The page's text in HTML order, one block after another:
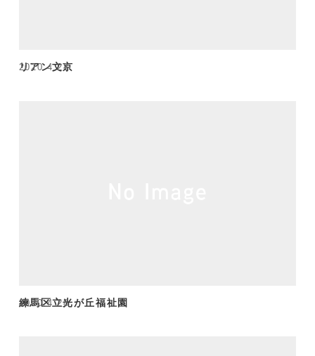
2020.4.28
リアン文京
2020.4.28
練馬区立光が丘福祉園